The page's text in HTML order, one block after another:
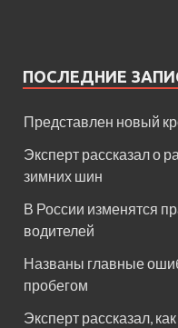
ПОСЛЕДНИЕ
Представлен новый
Эксперт рассказал о
зимних шин
В России изменятся
водителей
Названы главные
пробегом
Эксперт рассказал,